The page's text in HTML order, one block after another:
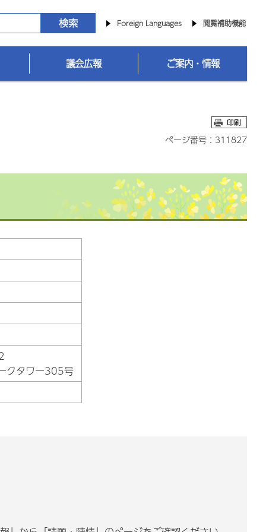
Foreign Languages 閲覧補助機能
議会広報 ご案内・情報
ページ番号：311827
クタワー305号